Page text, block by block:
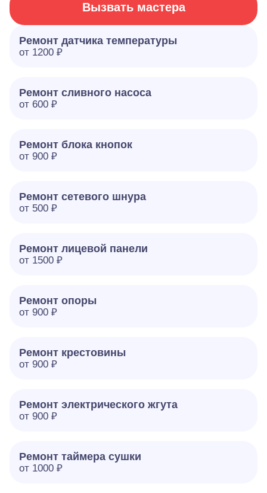
Вызвать мастера
Ремонт датчика температуры
от 1200 ₽
Ремонт сливного насоса
от 600 ₽
Ремонт блока кнопок
от 900 ₽
Ремонт сетевого шнура
от 500 ₽
Ремонт лицевой панели
от 1500 ₽
Ремонт опоры
от 900 ₽
Ремонт крестовины
от 900 ₽
Ремонт электрического жгута
от 900 ₽
Ремонт таймера сушки
от 1000 ₽